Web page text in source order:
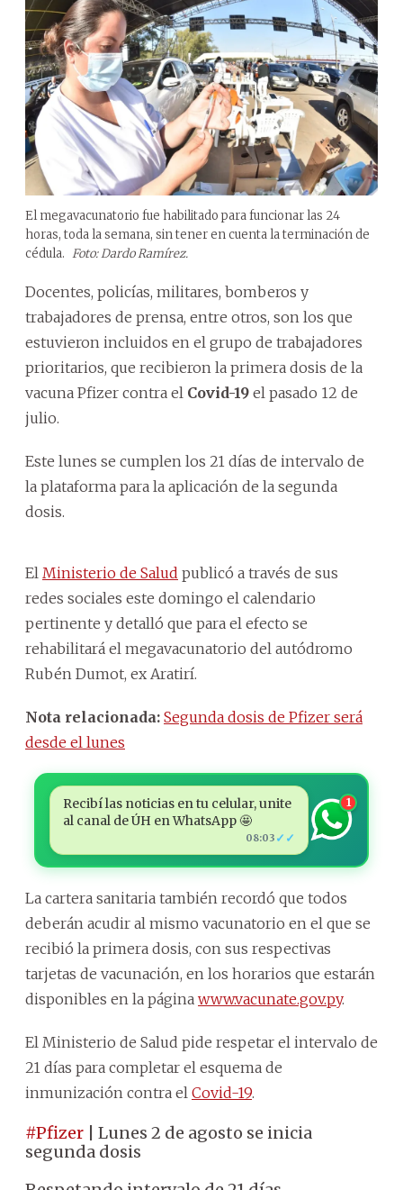
El megavacunatorio fue habilitado para funcionar las 24
horas, toda la semana, sin tener en cuenta la terminación de
cédula. Foto: Dardo Ramírez.
Docentes, policías, militares, bomberos y
trabajadores de prensa, entre otros, son los que
estuvieron incluidos en el grupo de trabajadores
prioritarios, que recibieron la primera dosis de la
vacuna Pfizer contra el Covid-19 el pasado 12 de
julio.
Este lunes se cumplen los 21 días de intervalo de
la plataforma para la aplicación de la segunda
dosis.
El Ministerio de Salud publicó a través de sus
redes sociales este domingo el calendario
pertinente y detalló que para el efecto se
rehabilitará el megavacunatorio del autódromo
Rubén Dumot, ex Aratirí.
Nota relacionada: Segunda dosis de Pfizer será
desde el lunes
Recibí las noticias en tu celular, unite
al canal de ÚH en WhatsApp 🤩
08:03 ✓✓
1
La cartera sanitaria también recordó que todos
deberán acudir al mismo vacunatorio en el que se
recibió la primera dosis, con sus respectivas
tarjetas de vacunación, en los horarios que estarán
disponibles en la página www.vacunate.gov.py.
El Ministerio de Salud pide respetar el intervalo de
21 días para completar el esquema de
inmunización contra el Covid-19.
#Pfizer | Lunes 2 de agosto se inicia
segunda dosis